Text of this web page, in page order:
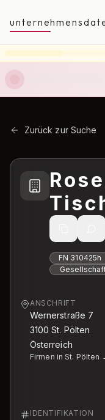
Zurück zur Suche
FN 310425h
ANSCHRIFT
Wernerstraße 7
3100St. Pölten
Österreich
Firmen in St. Pölten
IDENTIFIKATION